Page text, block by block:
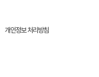
개인정보 처리방침